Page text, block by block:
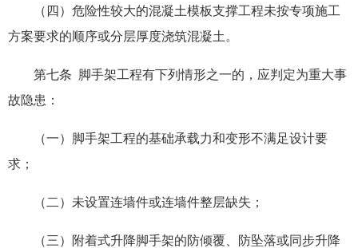
（四）危险性较大的混凝土模板支撑工程未按专项施工
方案要求的顺序或分层厚度浇筑混凝土。
第七条 脚手架工程有下列情形之一的，应判定为重大事
故隐患：
（一）脚手架工程的基础承载力和变形不满足设计要
求；
（二）未设置连墙件或连墙件整层缺失；
（三）附着式升降脚手架的防倾覆、防坠落或同步升降